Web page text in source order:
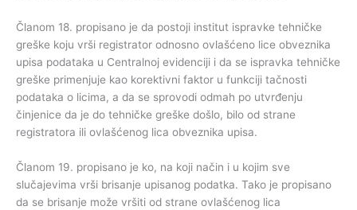
Članom 18. propisano je da postoji institut ispravke tehničke
greške koju vrši registrator odnosno ovlašćeno lice obveznika
upisa podataka u Centralnoj evidenciji i da se ispravka tehničke
greške primenjuje kao korektivni faktor u funkciji tačnosti
podataka o licima, a da se sprovodi odmah po utvrđenju
činjenice da je do tehničke greške došlo, bilo od strane
registratora ili ovlašćenog lica obveznika upisa.
Članom 19. propisano je ko, na koji način i u kojim sve
slučajevima vrši brisanje upisanog podatka. Tako je propisano
da se brisanje može vršiti od strane ovlašćenog lica